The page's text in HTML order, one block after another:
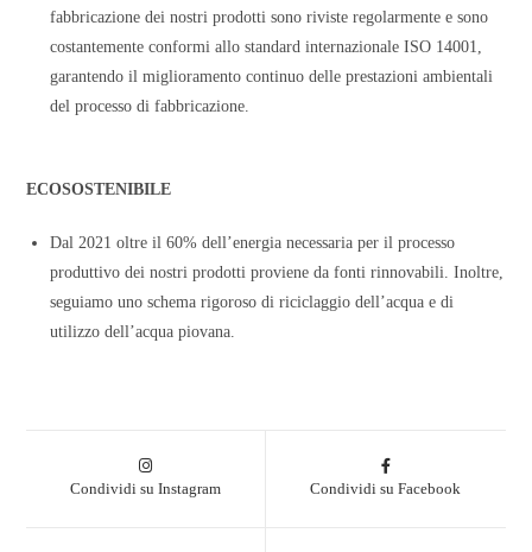
fabbricazione dei nostri prodotti sono riviste regolarmente e sono
costantemente conformi allo standard internazionale ISO 14001,
garantendo il miglioramento continuo delle prestazioni ambientali
del processo di fabbricazione.
ECOSOSTENIBILE
Dal 2021 oltre il 60% dell’energia necessaria per il processo
produttivo dei nostri prodotti proviene da fonti rinnovabili. Inoltre,
seguiamo uno schema rigoroso di riciclaggio dell’acqua e di
utilizzo dell’acqua piovana.
Condividi su Instagram Condividi su Facebook